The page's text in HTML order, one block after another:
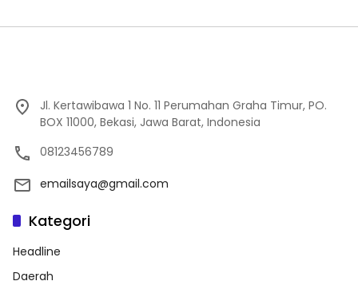
Jl. Kertawibawa 1 No. 11 Perumahan Graha Timur, PO.
BOX 11000, Bekasi, Jawa Barat, Indonesia
08123456789
emailsaya@gmail.com
Kategori
Headline
Daerah